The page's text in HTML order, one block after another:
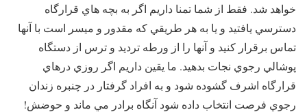
خواهد شد. فقط از شما تمنا داريم اگر به بچه هاي قرارگاه
دسترسي يافتيد و يا به هر طريقي كه مقدور و ميسر است با آنها
تماس برقرار كنيد و آنها را از ورطه ترديد و ترس از دستگاه
پوشالي رجوي نجات بدهيد. ما يقين داريم اگر روزي درهاي
قرارگاه اشرف گشوده شود و به افراد گرفتار در چنبره زندان
رجوي فرصت انتخاب داده شود آنگاه ‌برادر مي ماند و حوضش!